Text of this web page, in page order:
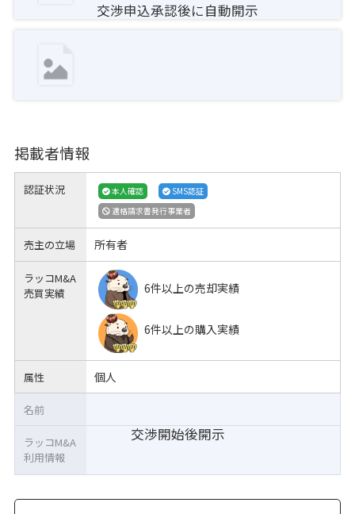
交渉申込承認後に自動開示
掲載者情報
認証状況 本人確認
SMS認証
適格請求書発行事業者
売主の立場 所有者
ラッコM&A
売買実績
6件以上の売却実績
6件以上の購入実績
属性 個人
交渉開始後開示
名前
ラッコM&A
利用情報